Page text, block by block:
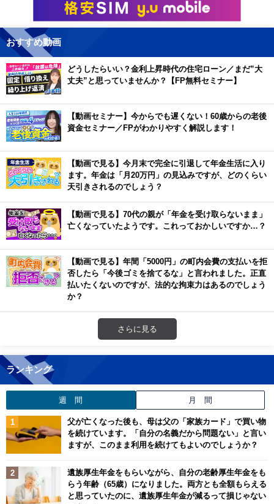
おすすめ動画
どうしたらいい？金利上昇時代の住宅ローン／まだ”大
丈夫”と思っていませんか？【FP無料セミナー】
【動画セミナー】今からでも遅くない！60歳からの老後
資金セミナー／FPがわかりやすく解説します！
【動画で見る】今月末で完全に引退して年金生活に入り
ます。年金は「月20万円」の見込みですが、どのくらい
天引きされるのでしょう？
【動画で見る】70代の親が「年金を受け取らないまま」
亡くなっていたようです。これっておかしいですか…？
【動画で見る】年間「5000円」の町内会費の支払いを拒
否したら「今後ゴミを捨てるな」と言われました。正直
払いたくないのですが、法的な拘束力はあるのでしょう
か？
さらに見る
ランキング
週 間 月 間
父が亡くなった後も、母は父の「家族カード」で買い物
を続けています。「自分の名義だから問題ない」と言い
ますが、このまま利用を続けてもよいのでしょうか？
遺族厚生年金をもらいながら、自分の老齢厚生年金をも
らう年齢（65歳）になりました。両方とも全額もらえる
と思っていたのに、遺族厚生年金が減るって損じゃない